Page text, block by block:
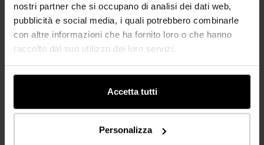
nostri partner che si occupano di analisi dei dati web,
pubblicità e social media, i quali potrebbero combinarle
con altre informazioni che ha fornito loro o che hanno
raccolto dal suo utilizzo dei loro servizi.
Accetta tutti
Personalizza
NUOVO
Rovere Sarocco Palermo
K2907Rovere Sarocco Palermo
SC Sarocco Oak
NUOVO
Rovere Sarocco Trapani
K2909Rovere Sarocco Trapani SC
Sarocco Oak